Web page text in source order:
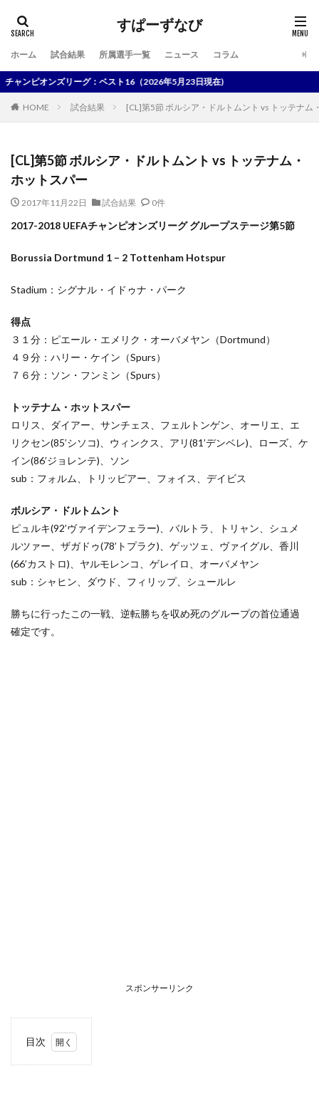
すぱーずなび
ホーム 試合結果 所属選手一覧 ニュース コラム
ンズリーグ：ベスト16（2026年5月23日現在)
HOME 試合結果 [CL]第5節 ボルシア・ドルトムント vs トッテナム
[CL]第5節 ボルシア・ドルトムント vs トッテナム・
ホットスパー
2017年11月22日 試合結果 0件
2017-2018 UEFAチャンピオンズリーグ グループステージ第5節
Borussia Dortmund 1 – 2 Tottenham Hotspur
Stadium：シグナル・イドゥナ・パーク
得点
３１分：ピエール・エメリク・オーバメヤン（Dortmund）
４９分：ハリー・ケイン（Spurs）
７６分：ソン・フンミン（Spurs）
トッテナム・ホットスパー
ロリス、ダイアー、サンチェス、フェルトンゲン、オーリエ、エ
リクセン(85’シソコ)、ウィンクス、アリ(81’デンベレ)、ローズ、ケ
イン(86’ジョレンテ)、ソン
sub：フォルム、トリッピアー、フォイス、デイビス
ボルシア・ドルトムント
ピュルキ(92’ヴァイデンフェラー)、バルトラ、トリャン、シュメ
ルツァー、ザガドゥ(78’トプラク)、ゲッツェ、ヴァイグル、香川
(66’カストロ)、ヤルモレンコ、ゲレイロ、オーバメヤン
sub：シャヒン、ダウド、フィリップ、シュールレ
勝ちに行ったこの一戦、逆転勝ちを収め死のグループの首位通過
確定です。
スポンサーリンク
目次
検索